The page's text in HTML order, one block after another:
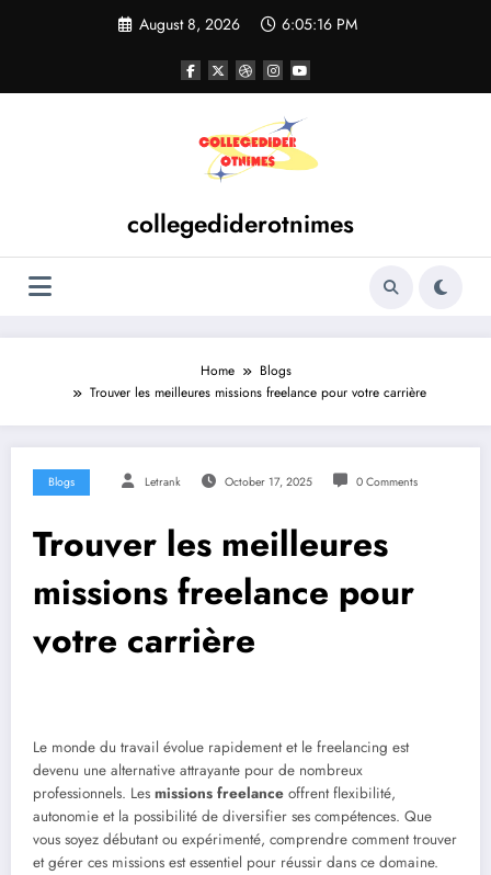
August 8, 2026 6:05:17 PM
collegediderotnimes
Home
Blogs
Trouver les meilleures missions freelance pour votre carrière
Blogs Letrank October 17, 2025 0 Comments
Trouver les meilleures
missions freelance pour
votre carrière
Le monde du travail évolue rapidement et le freelancing est
devenu une alternative attrayante pour de nombreux
professionnels. Les missions freelance offrent flexibilité,
autonomie et la possibilité de diversifier ses compétences. Que
vous soyez débutant ou expérimenté, comprendre comment trouver
et gérer ces missions est essentiel pour réussir dans ce domaine.